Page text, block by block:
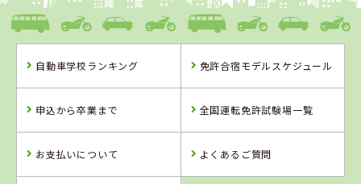
中球磨モータースクール
詳 細 予 約
スクール
詳 細
詳 細
自動車学校ランキング 免許合宿モデルスケジュール
申込から卒業まで 全国運転免許試験場一覧
お支払いについて よくあるご質問